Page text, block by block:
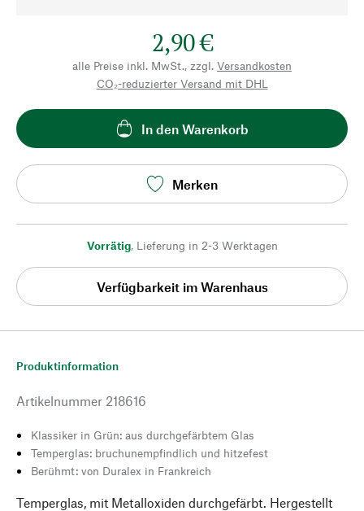
2,90 €
alle Preise inkl. MwSt., zzgl. Versandkosten
CO₂-reduzierter Versand mit DHL
In den Warenkorb
Merken
Vorrätig, Lieferung in 2-3 Werktagen
Verfügbarkeit im Warenhaus
Produktinformation
Artikelnummer 218616
Klassiker in Grün: aus durchgefärbtem Glas
Temperglas: bruchunempfindlich und hitzefest
Berühmt: von Duralex in Frankreich
Temperglas, mit Metalloxiden durchgefärbt. Hergestellt